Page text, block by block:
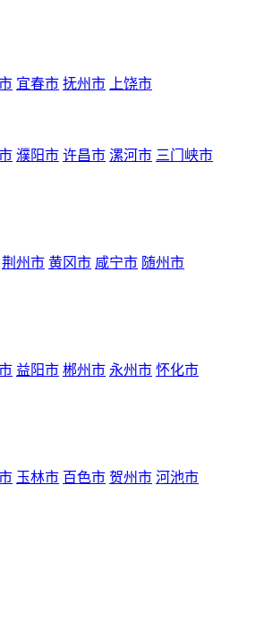
宜春市 抚州市 上饶市
濮阳市 许昌市 漯河市 三门峡市
荆州市 黄冈市 咸宁市 随州市
益阳市 郴州市 永州市 怀化市
玉林市 百色市 贺州市 河池市